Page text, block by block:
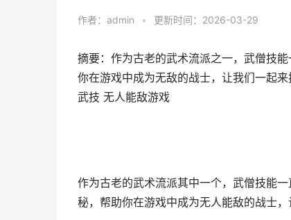
作者： admin • 更新时间：2026-03-29
摘要：作为古老的武术流派之一，武僧技
你在游戏中成为无敌的战士，让我们一起
武技 无人能敌游戏
作为古老的武术流派其中一个，武僧技能
秘，帮助你在游戏中成为无人能敌的战士，